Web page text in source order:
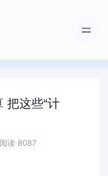
把这些“计
阅读 8087